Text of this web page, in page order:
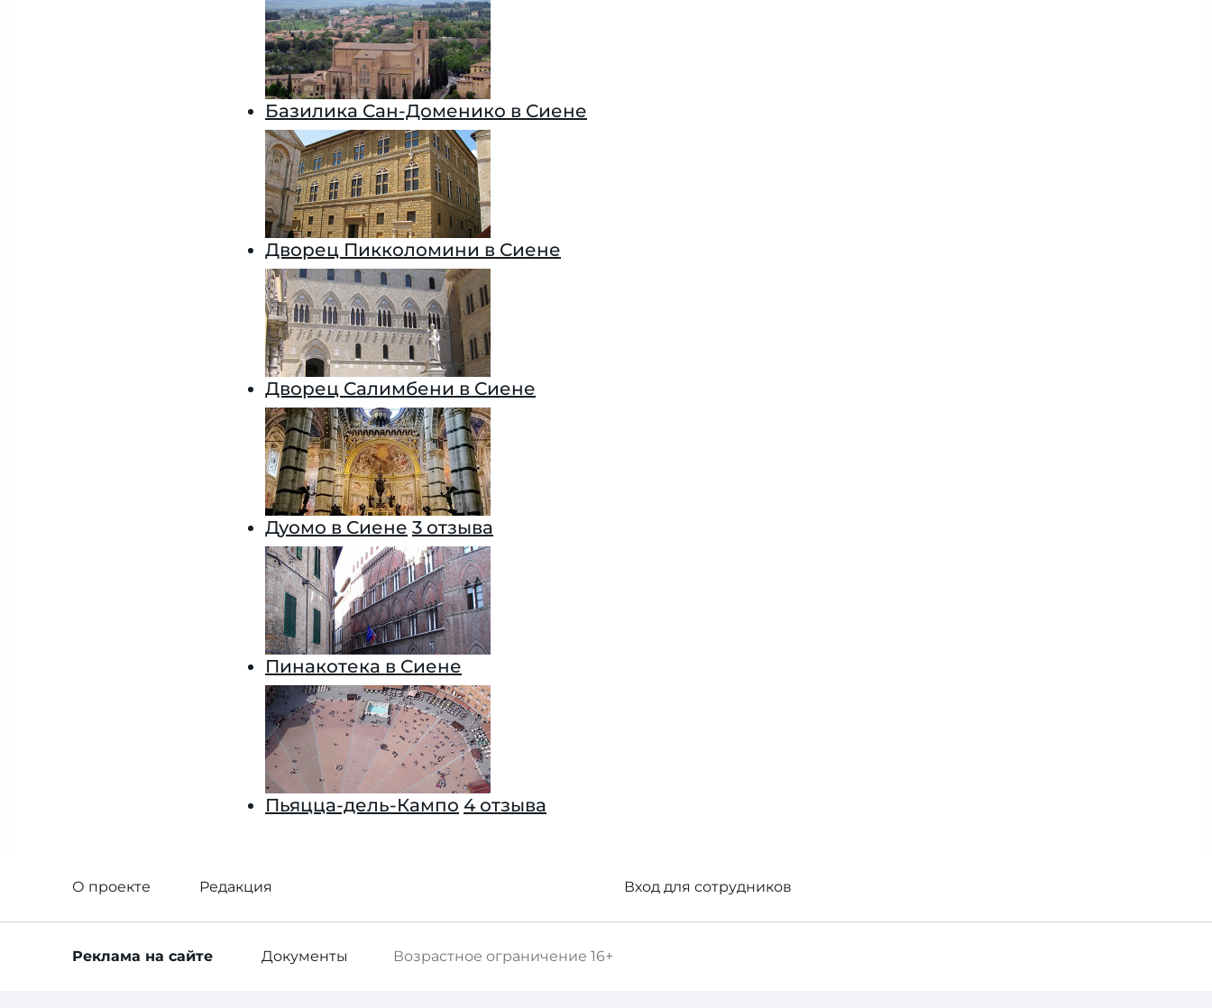
Базилика Сан-Доменико в Сиене
Дворец Пикколомини в Сиене
Дворец Салимбени в Сиене
Дуомо в Сиене 3 отзыва
Пинакотека в Сиене
Пьяцца-дель-Кампо 4 отзыва
О проекте Редакция Вход для сотрудников
Возрастное ограничение 16+
Реклама на сайте Документы